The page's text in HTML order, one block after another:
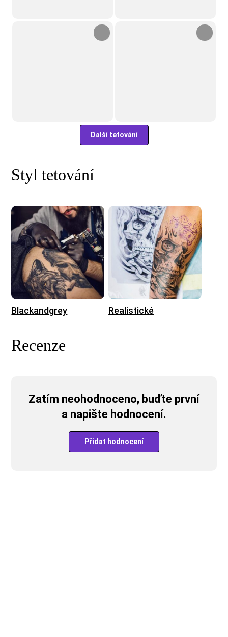
Další tetování
Styl tetování
Blackandgrey Realistické
Recenze
Zatím neohodnoceno, buďte první
a napište hodnocení.
Přidat hodnocení